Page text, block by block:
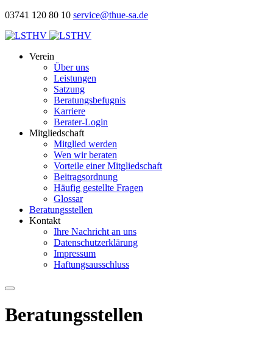
03741 120 80 10 service@thue-sa.de
Verein
Über uns
Leistungen
Satzung
Beratungsbefugnis
Karriere
Berater-Login
Mitgliedschaft
Mitglied werden
Wen wir beraten
Vorteile einer Mitgliedschaft
Beitragsordnung
Häufig gestellte Fragen
Glossar
Beratungsstellen
Kontakt
Ihre Nachricht an uns
Datenschutzerklärung
Impressum
Haftungsausschluss
Beratungsstellen